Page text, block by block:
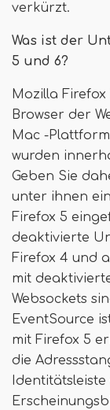
verkürzt.
Was ist der
5 und 6?
Mozilla
Browser der
Mac -
wurden
Geben Sie
unter ihnen
Firefox 5
deaktivierte
Firefox 4 und
mit
Websockets
EventSource
mit Firefox 5
die